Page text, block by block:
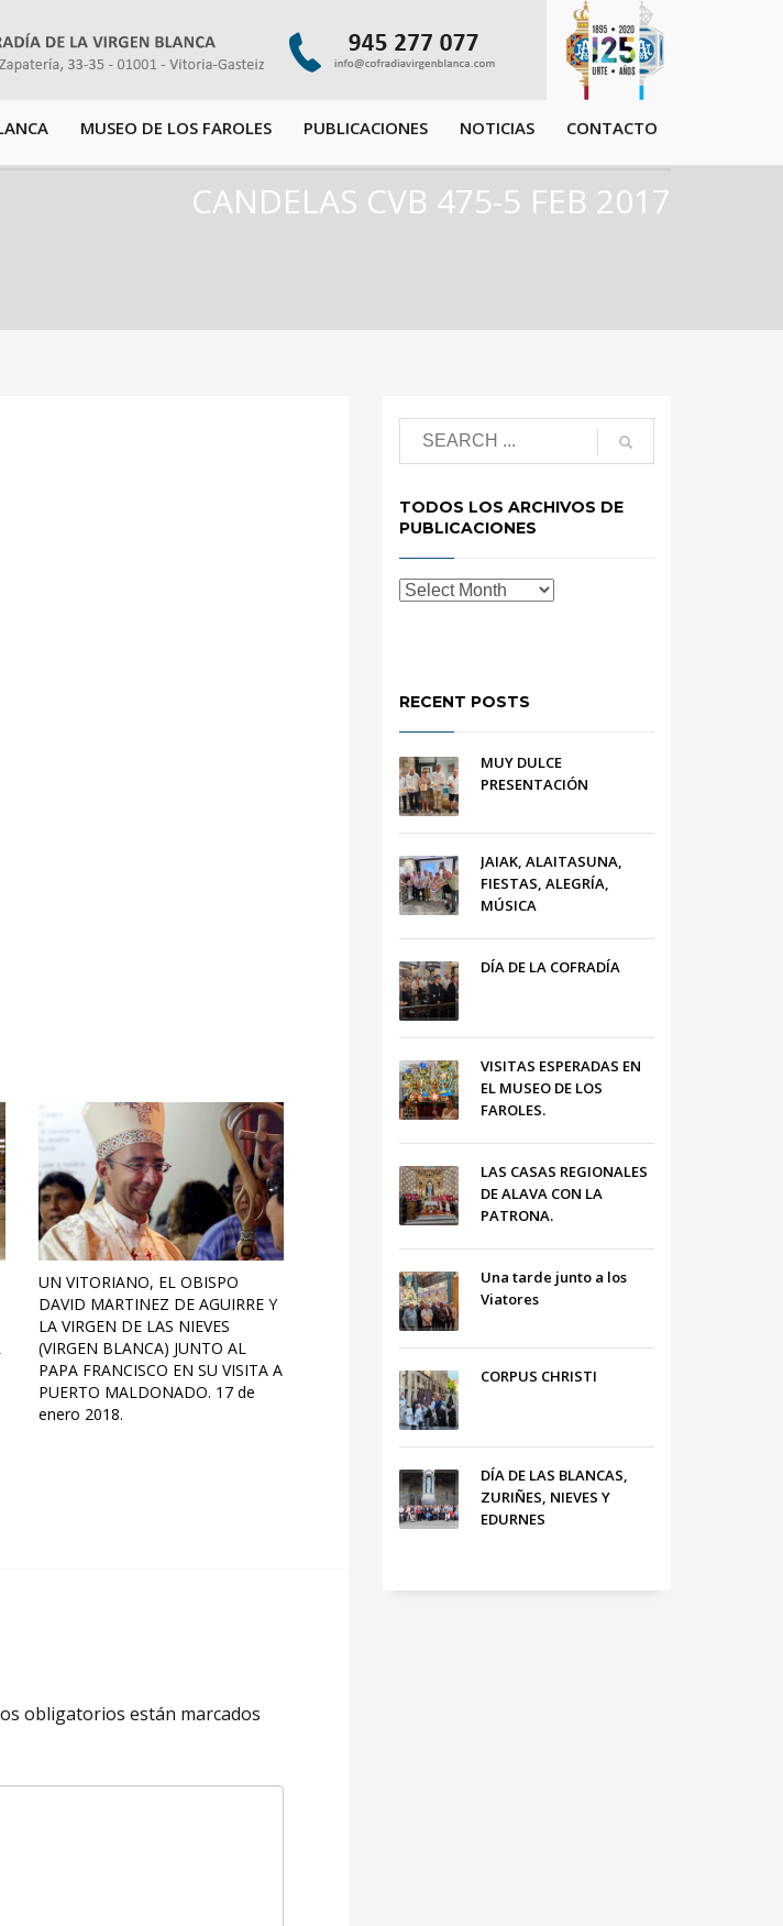
MUSEO DE LOS FAROLES PUBLICACIONES NOTICIAS CONTACTO
CANDELAS CVB 475-5 FEB 2017
UN VITORIANO, EL OBISPO
DAVID MARTINEZ DE AGUIRRE Y
LA VIRGEN DE LAS NIEVES
(VIRGEN BLANCA) JUNTO AL
PAPA FRANCISCO EN SU VISITA A
PUERTO MALDONADO. 17 de
enero 2018.
obligatorios están marcados
TODOS LOS ARCHIVOS DE
PUBLICACIONES
RECENT POSTS
MUY DULCE
PRESENTACIÓN
JAIAK, ALAITASUNA,
FIESTAS, ALEGRÍA,
MÚSICA
DÍA DE LA COFRADÍA
VISITAS ESPERADAS EN
EL MUSEO DE LOS
FAROLES.
LAS CASAS REGIONALES
DE ALAVA CON LA
PATRONA.
Una tarde junto a los
Viatores
CORPUS CHRISTI
DÍA DE LAS BLANCAS,
ZURIÑES, NIEVES Y
EDURNES